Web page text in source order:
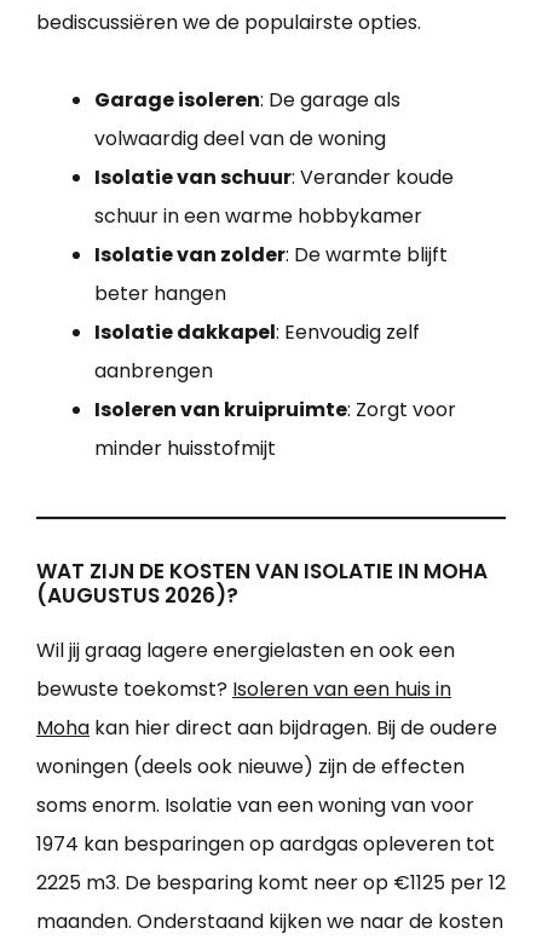
bediscussiëren we de populairste opties.
Garage isoleren: De garage als
volwaardig deel van de woning
Isolatie van schuur: Verander koude
schuur in een warme hobbykamer
Isolatie van zolder: De warmte blijft
beter hangen
Isolatie dakkapel: Eenvoudig zelf
aanbrengen
Isoleren van kruipruimte: Zorgt voor
minder huisstofmijt
WAT ZIJN DE KOSTEN VAN ISOLATIE IN MOHA
(AUGUSTUS 2026)?
Wil jij graag lagere energielasten en ook een
bewuste toekomst? Isoleren van een huis in
Moha kan hier direct aan bijdragen. Bij de oudere
woningen (deels ook nieuwe) zijn de effecten
soms enorm. Isolatie van een woning van voor
1974 kan besparingen op aardgas opleveren tot
2225 m3. De besparing komt neer op €1125 per 12
maanden. Onderstaand kijken we naar de kosten